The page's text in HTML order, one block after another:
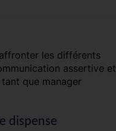
les différents
assertive et
que manager
dispense